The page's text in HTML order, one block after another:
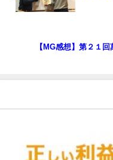
【MG感想】第２１